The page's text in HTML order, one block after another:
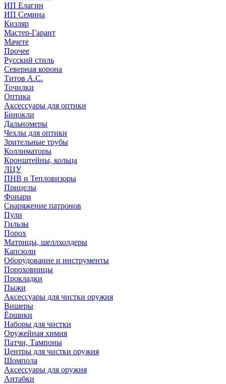
ИП Елагин
ИП Семина
Кизляр
Мастер-Гарант
Мачете
Прочее
Русский стиль
Северная корона
Титов А.С.
Точилки
Оптика
Аксессуары для оптики
Бинокли
Дальномеры
Чехлы для оптики
Зрительные трубы
Коллиматоры
Кронштейны, кольца
ЛЦУ
ПНВ и Тепловизоры
Прицелы
Фонари
Снаряжение патронов
Пули
Гильзы
Порох
Матрицы, шеллхолдеры
Капсюли
Оборудование и инструменты
Пороховницы
Прокладки
Пыжи
Аксессуары для чистки оружия
Вишеры
Ёршики
Наборы для чистки
Оружейная химия
Патчи, Тампоны
Центры для чистки оружия
Шомпола
Аксессуары для оружия
Антабки